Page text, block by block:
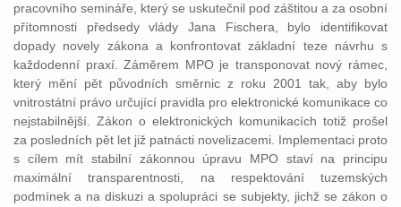
pracovního semináře, který se uskutečnil pod záštitou a za osobní
přítomnosti předsedy vlády Jana Fischera, bylo identifikovat
dopady novely zákona a konfrontovat základní teze návrhu s
každodenní praxí. Záměrem MPO je transponovat nový rámec,
který mění pět původních směrnic z roku 2001 tak, aby bylo
vnitrostátní právo určující pravidla pro elektronické komunikace co
nejstabilnější. Zákon o elektronických komunikacích totiž prošel
za posledních pět let již patnácti novelizacemi. Implementaci proto
s cílem mít stabilní zákonnou úpravu MPO staví na principu
maximální transparentnosti, na respektování tuzemských
podmínek a na diskuzi a spolupráci se subjekty, jichž se zákon o